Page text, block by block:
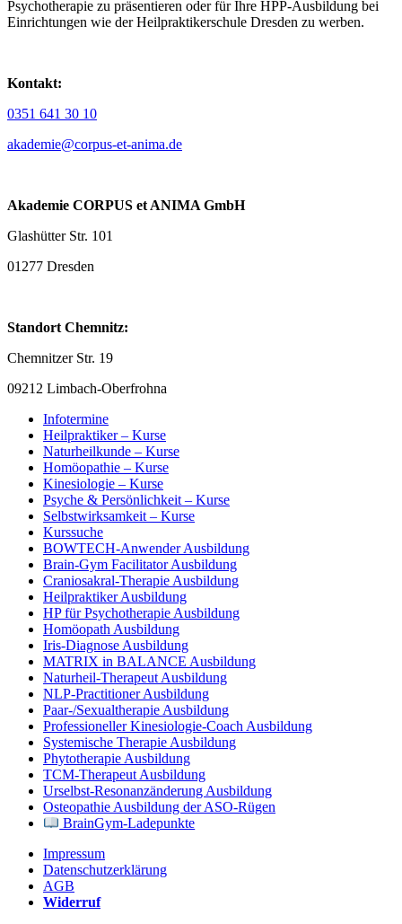
Kontakt:
0351 641 30 10
akademie@corpus-et-anima.de
Akademie CORPUS et ANIMA GmbH
Glashütter Str. 101
01277 Dresden
Standort Chemnitz:
Chemnitzer Str. 19
09212 Limbach-Oberfrohna
Infotermine
Heilpraktiker – Kurse
Naturheilkunde – Kurse
Homöopathie – Kurse
Kinesiologie – Kurse
Psyche & Persönlichkeit – Kurse
Selbstwirksamkeit – Kurse
Kurssuche
BOWTECH-Anwender Ausbildung
Brain-Gym Facilitator Ausbildung
Craniosakral-Therapie Ausbildung
Heilpraktiker Ausbildung
HP für Psychotherapie Ausbildung
Homöopath Ausbildung
Iris-Diagnose Ausbildung
MATRIX in BALANCE Ausbildung
Naturheil-Therapeut Ausbildung
NLP-Practitioner Ausbildung
Paar-/Sexualtherapie Ausbildung
Professioneller Kinesiologie-Coach Ausbildung
Systemische Therapie Ausbildung
Phytotherapie Ausbildung
TCM-Therapeut Ausbildung
Urselbst-Resonanzänderung Ausbildung
Osteopathie Ausbildung der ASO-Rügen
BrainGym-Ladepunkte
Impressum
Datenschutzerklärung
AGB
Widerruf